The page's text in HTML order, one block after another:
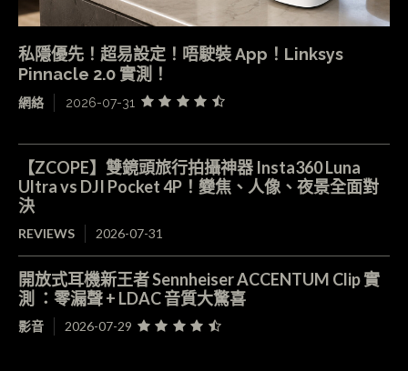
私隱優先！超易設定！唔駛裝 App！Linksys
Pinnacle 2.0 實測！
網絡 2026-07-31
【ZCOPE】雙鏡頭旅行拍攝神器 Insta360 Luna
Ultra vs DJI Pocket 4P！變焦、人像、夜景全面對
決
REVIEWS 2026-07-31
開放式耳機新王者 Sennheiser ACCENTUM Clip 實
測 ：零漏聲 + LDAC 音質大驚喜
影音 2026-07-29